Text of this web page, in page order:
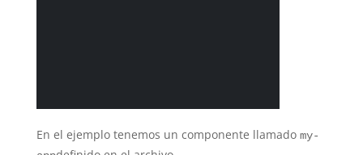
En el ejemplo tenemos un componente llamado my-